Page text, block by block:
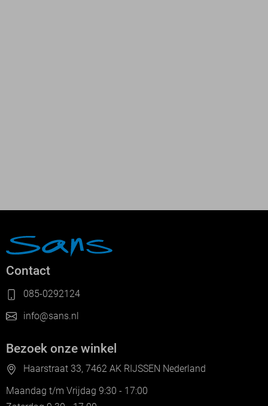
Contact
085-0292124
info@sans.nl
Bezoek onze winkel
Haarstraat 33, 7462 AK RIJSSEN Nederland
Maandag t/m Vrijdag 9:30 - 17:00